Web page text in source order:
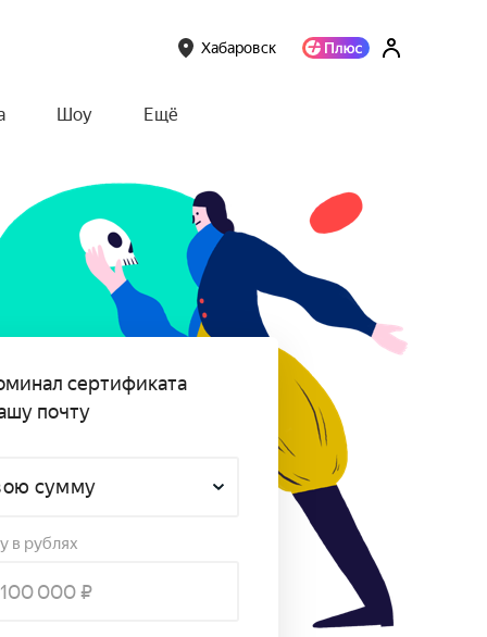
Хабаровск
Шоу Ещё
сертификата
почту
сумму
в рублях